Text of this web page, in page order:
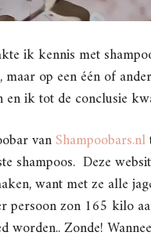
ik kennis met
op een één of
ik tot de conclusie
vanShampoobars.nl
shampoos. Deze
want met ze alle
persoon zon 165 kilo
worden.. Zonde!